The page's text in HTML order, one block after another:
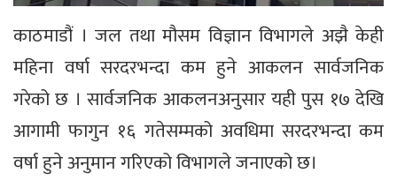
काठमाडौं । जल तथा मौसम विज्ञान विभागले अझै केही
महिना वर्षा सरदरभन्दा कम हुने आकलन सार्वजनिक
गरेको छ । सार्वजनिक आकलनअनुसार यही पुस १७ देखि
आगामी फागुन १६ गतेसम्मको अवधिमा सरदरभन्दा कम
वर्षा हुने अनुमान गरिएको विभागले जनाएको छ।